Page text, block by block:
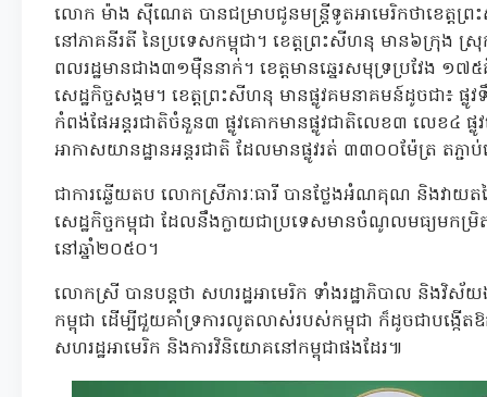
លោក ម៉ាង ស៊ីណេត បានជម្រាបជូនមន្រ្តីទូតអាមេរិកថាខេត្ត
នៅភាគនីរតី នៃប្រទេសកម្ពុជា។ ខេត្តព្រះសីហនុ មាន៦ក្រុ
ពលរដ្ឋមានជាង៣១ម៉ឺននាក់។ ខេត្តមានឆ្នេរសមុទ្រប្រវែង
សេដ្ឋកិច្ចសង្គម។ ខេត្តព្រះសីហនុ មានផ្លូវគមនាគមន៍ដូចជា៖ ផ្លូ
កំពង់ផែអន្តរជាតិចំនួន៣ ផ្លូវគោកមានផ្លូវជាតិលេខ៣ លេខ៤ ផ្
អាកាសយានដ្ឋានអន្តរជាតិ ដែលមានផ្លូវរត់ ៣៣០០ម៉ែត្រ តភ្
ជាការឆ្លើយតប លោកស្រីភារៈធារី បានថ្លែងអំណគុណ និងវាយត
សេដ្ឋកិច្ចកម្ពុជា ដែលនឹងក្លាយជាប្រទេសមានចំណូលមធ្យមក
នៅឆ្នាំ២០៥០។
លោកស្រី បានបន្តថា សហរដ្ឋអាមេរិក ទាំងរដ្ឋាភិបាល និងវិស័
កម្ពុជា ដើម្បីជួយគាំទ្រការលូតលាស់របស់កម្ពុជា ក៏ដូចជាបង្កើត
សហរដ្ឋអាមេរិក និងការវិនិយោគនៅកម្ពុជាផងដែរ៕